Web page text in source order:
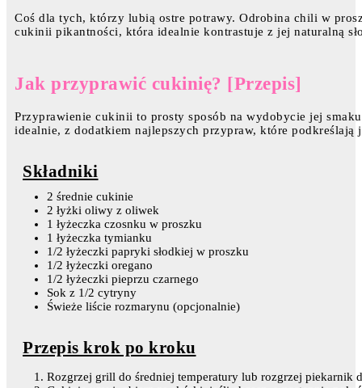
Coś dla tych, którzy lubią ostre potrawy. Odrobina chili w
cukinii pikantności, która idealnie kontrastuje z jej naturalną
Jak przyprawić cukinię? [Przepis]
Przyprawienie cukinii to prosty sposób na wydobycie jej
idealnie, z dodatkiem najlepszych przypraw, które podkreślają
Składniki
2 średnie cukinie
2 łyżki oliwy z oliwek
1 łyżeczka czosnku w proszku
1 łyżeczka tymianku
1/2 łyżeczki papryki słodkiej w proszku
1/2 łyżeczki oregano
1/2 łyżeczki pieprzu czarnego
Sok z 1/2 cytryny
Świeże liście rozmarynu (opcjonalnie)
Przepis krok po kroku
Rozgrzej grill do średniej temperatury lub rozgrzej piekarnik